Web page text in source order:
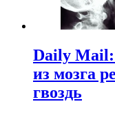
Daily Mail:
из мозга
гвоздь